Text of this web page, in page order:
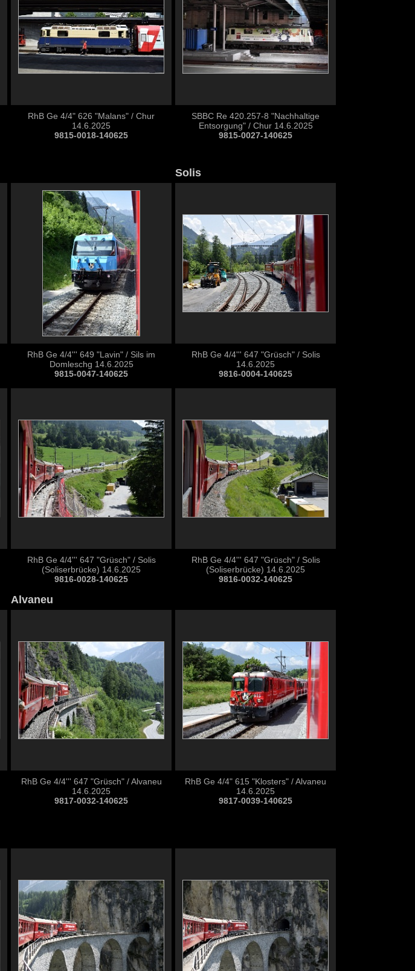
RhB Ge 4/4" 626 "Malans" / Chur
14.6.2025
9815-0018-140625
SBBC Re 420.257-8 "Nachhaltige
Entsorgung" / Chur 14.6.2025
9815-0027-140625
Solis
RhB Ge 4/4''' 649 "Lavin" / Sils im
Domleschg 14.6.2025
9815-0047-140625
RhB Ge 4/4''' 647 "Grüsch" / Solis
14.6.2025
9816-0004-140625
RhB Ge 4/4''' 647 "Grüsch" / Solis
(Soliserbrücke) 14.6.2025
9816-0028-140625
RhB Ge 4/4''' 647 "Grüsch" / Solis
(Soliserbrücke) 14.6.2025
9816-0032-140625
Alvaneu
RhB Ge 4/4''' 647 "Grüsch" / Alvaneu
14.6.2025
9817-0032-140625
RhB Ge 4/4" 615 "Klosters" / Alvaneu
14.6.2025
9817-0039-140625